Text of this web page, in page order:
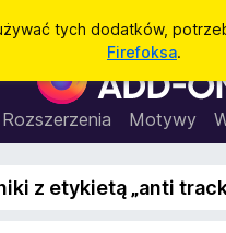
tych dodatków,
Firefoksa.
D
o
d
a
k
Rozszerzenia Motywy
z etykietą „anti